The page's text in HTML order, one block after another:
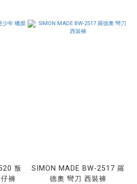
叛
褲
SIMON MADE BW-2517 羅
德奧 彎刀 西裝褲